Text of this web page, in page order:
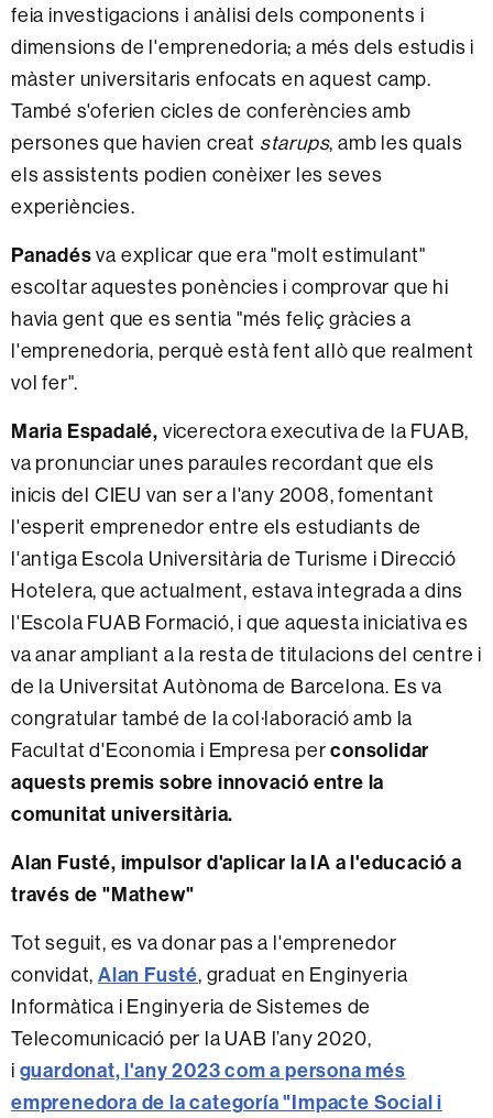
feia investigacions i anàlisi dels components i
dimensions de l'emprenedoria; a més dels estudis i
màster universitaris enfocats en aquest camp.
També s'oferien cicles de conferències amb
persones que havien creat starups, amb les quals
els assistents podien conèixer les seves
experiències.
Panadésva explicar que era "molt estimulant"
escoltar aquestes ponències i comprovar que hi
havia gent que es sentia "més feliç gràcies a
l'emprenedoria, perquè està fent allò que realment
vol fer".
Maria Espadalé, vicerectora executiva de la FUAB,
va pronunciar unes paraules recordant que els
inicis del CIEU van ser a l'any 2008, fomentant
l'esperit emprenedor entre els estudiants de
l'antiga Escola Universitària de Turisme i Direcció
Hotelera, que actualment, estava integrada a dins
l'Escola FUAB Formació, i que aquesta iniciativa es
va anar ampliant a la resta de titulacions del centre i
de la Universitat Autònoma de Barcelona. Es va
congratular també de la col·laboració amb la
Facultat d'Economia i Empresa perconsolidar
aquests premis sobre innovació entre la
comunitat universitària.
Alan Fusté, impulsor d'aplicar la IA a l'educació a
través de "Mathew"
Tot seguit, es va donar pas a l'emprenedor
convidat,Alan Fusté, graduat en Enginyeria
Informàtica i Enginyeria de Sistemes de
Telecomunicació per la UAB l’any 2020,
i guardonat, l'any 2023 com a persona més
emprenedora de la categoría "Impacte Social i